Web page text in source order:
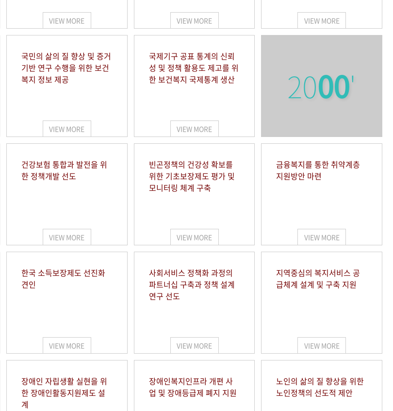
VIEW MORE VIEW MORE VIEW MORE
국민의 삶의 질 향상 및 증거
기반 연구 수행을 위한 보건
복지 정보 제공
VIEW MORE
국제기구 공표 통계의 신뢰
성 및 정책 활용도 제고를 위
한 보건복지 국제통계 생산
VIEW MORE
2000'
건강보험 통합과 발전을 위
한 정책개발 선도
VIEW MORE
빈곤정책의 건강성 확보를
위한 기초보장제도 평가 및
모니터링 체계 구축
VIEW MORE
금융복지를 통한 취약계층
지원방안 마련
VIEW MORE
한국 소득보장제도 선진화
견인
VIEW MORE
사회서비스 정책화 과정의
파트너십 구축과 정책 설계
연구 선도
VIEW MORE
지역중심의 복지서비스 공
급체계 설계 및 구축 지원
VIEW MORE
장애인 자립생활 실현을 위
한 장애인활동지원제도 설
계
장애인복지인프라 개편 사
업 및 장애등급제 폐지 지원
노인의 삶의 질 향상을 위한
노인정책의 선도적 제안